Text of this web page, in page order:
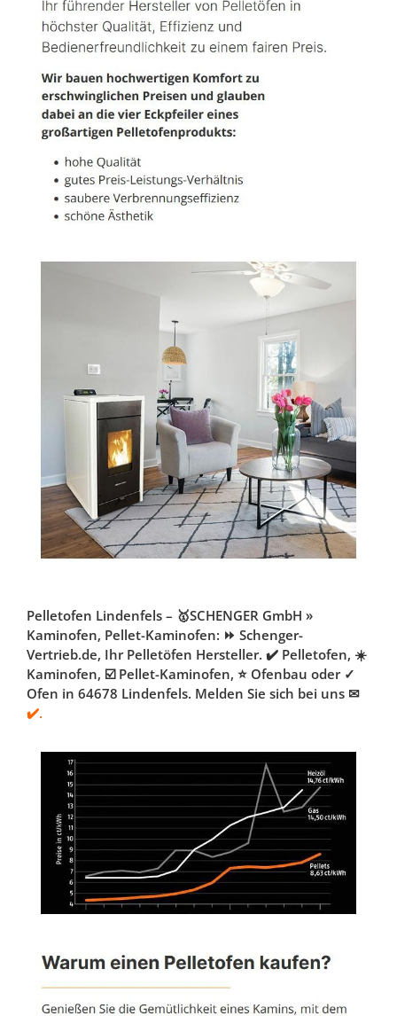
Pelletofen Lindenfels – 🥇SCHENGER GmbH »
Kaminofen, Pellet-Kaminofen: ⏩ Schenger-
Vertrieb.de, Ihr Pelletöfen Hersteller. ✔️ Pelletofen, ☀️
Kaminofen, ☑️ Pellet-Kaminofen, ⭐ Ofenbau oder ✓
Ofen in 64678 Lindenfels. Melden Sie sich bei uns ✉
✔️.